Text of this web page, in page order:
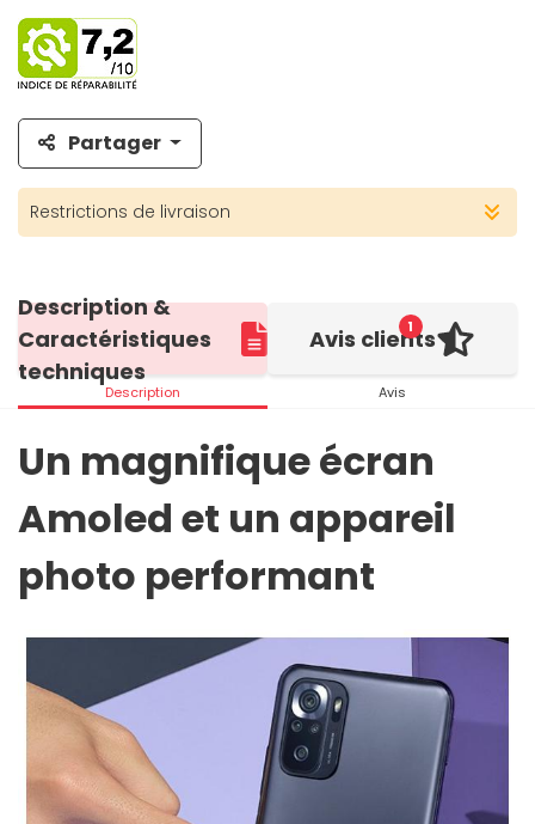
Partager
Restrictions de livraison
Description &
Caractéristiques
techniques
Description
1
Avis clients
Avis
Un magnifique écran
Amoled et un appareil
photo performant